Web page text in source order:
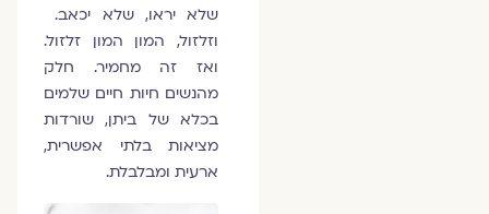
שלא יראו, שלא יכאב.
וזלזול, המון המון זלזול.
ואז זה מחמיר. חלק
מהנשים חיות חיים שלמים
בכלא של ביתן, שורדות
מציאות בלתי אפשרית,
ארעית ומבלבלת.